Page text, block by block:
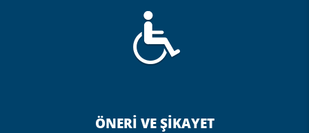
ÖNERİ VE ŞİKAYET